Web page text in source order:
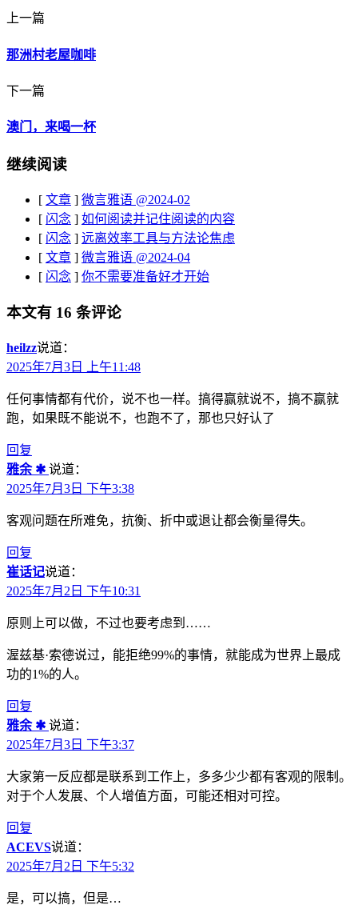
上一篇
那洲村老屋咖啡
下一篇
澳门，来喝一杯
继续阅读
[ 文章 ] 微言雅语 @2024-02
[ 闪念 ] 如何阅读并记住阅读的内容
[ 闪念 ] 远离效率工具与方法论焦虑
[ 文章 ] 微言雅语 @2024-04
[ 闪念 ] 你不需要准备好才开始
本文有 16 条评论
heilzz说道：
2025年7月3日 上午11:48
任何事情都有代价，说不也一样。搞得赢就说不，搞不赢就
跑，如果既不能说不，也跑不了，那也只好认了
回复
雅余 ✱ 说道：
2025年7月3日 下午3:38
客观问题在所难免，抗衡、折中或退让都会衡量得失。
回复
崔话记说道：
2025年7月2日 下午10:31
原则上可以做，不过也要考虑到……
渥兹基·索德说过，能拒绝99%的事情，就能成为世界上最成
功的1%的人。
回复
雅余 ✱ 说道：
2025年7月3日 下午3:37
大家第一反应都是联系到工作上，多多少少都有客观的限制。
对于个人发展、个人增值方面，可能还相对可控。
回复
ACEVS说道：
2025年7月2日 下午5:32
是，可以搞，但是…